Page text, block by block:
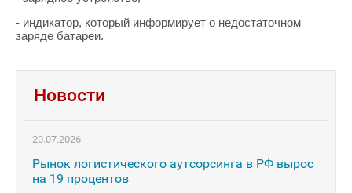
- индикатор, который информирует о недостаточном
заряде батареи.
Новости
20.07.2026
Рынок логистического аутсорсинга в РФ вырос
на 19 процентов